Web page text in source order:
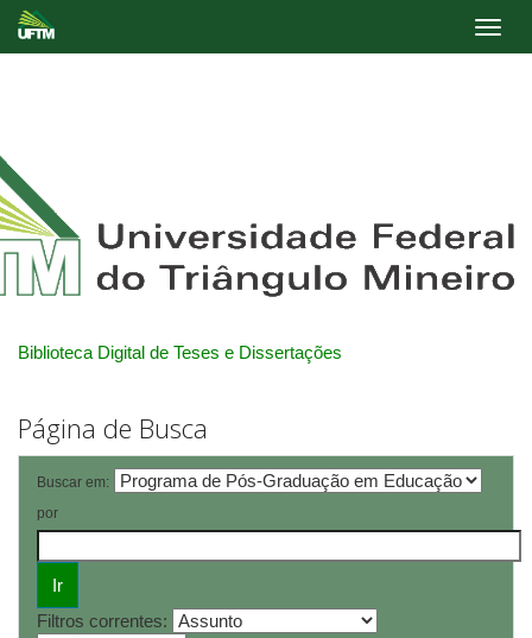
Biblioteca Digital de Teses e Dissertações
Página de Busca
Buscar em:
por
Filtros correntes: